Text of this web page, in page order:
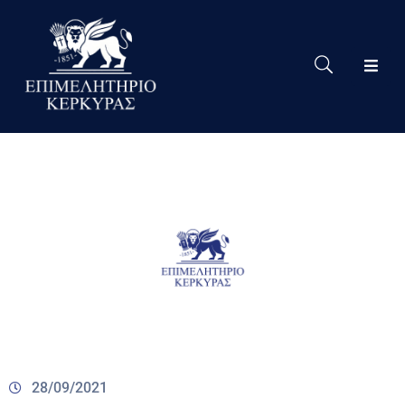
Το
Eπιμελητήριο
28/09/2021